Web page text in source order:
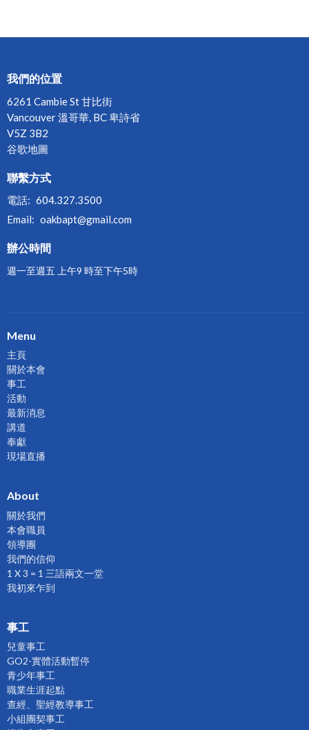
我們的位置
6261 Cambie St 甘比街
Vancouver 溫哥華, BC 卑詩省
V5Z 3B2
谷歌地圖
聯繫方式
電話: 604.327.3500
Email: oakbapt@gmail.com
辦公時間
週一至週五 上午9 時至下午5時
Menu
主頁
關於本會
事工
活動
最新消息
講道
奉獻
現場直播
About
關於我們
本會職員
領導團
我們的信仰
1 X 3 = 1 三語兩文一堂
我初來乍到
事工
兒童事工
GO2-實體活動暫停
青少年事工
職業生涯起點
查經、聖經教導事工
小組團契事工